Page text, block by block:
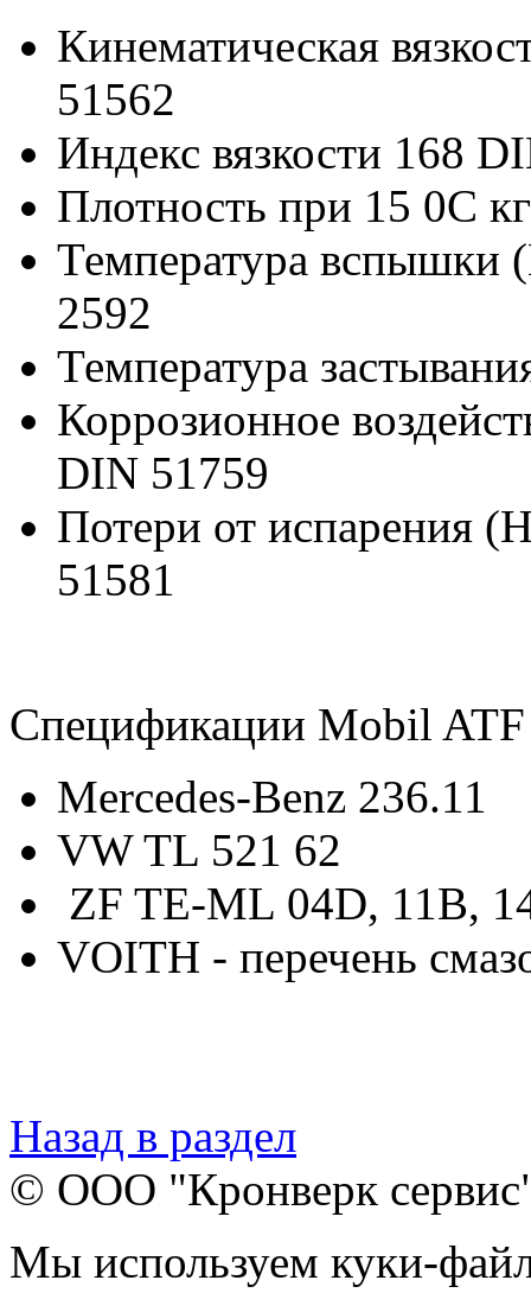
Кинематическая
51562
Индекс вязкости 168
Плотность при 15 0С
Температура вспышки
2592
Температура
Коррозионное
DIN 51759
Потери от испарения
51581
Спецификации Mobil
Mercedes-Benz 236.11
VW TL 521 62
ZF TE-ML 04D, 11B,
VOITH - перечень
Назад в раздел
© ООО "Кронверк
Мы используем куки-